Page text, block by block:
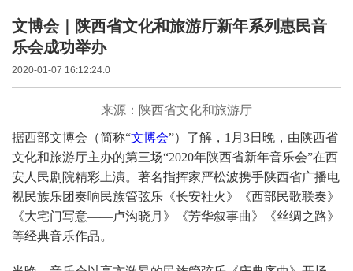
文博会｜陕西省文化和旅游厅新年系列惠民音
乐会成功举办
2020-01-07 16:12:24.0
来源：陕西省文化和旅游厅
据西部文博会（简称“文博会”）了解，1月3日晚，由陕西省
文化和旅游厅主办的第三场“2020年陕西省新年音乐会”在西
安人民剧院精彩上演。著名指挥家严松波携手陕西省广播电
视民族乐团奏响民族管弦乐《长安社火》《西部民歌联奏》
《大宅门写意——卢沟晓月》《芳华叙事曲》《丝绸之路》
等经典音乐作品。